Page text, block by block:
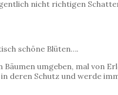
nicht richtigen
schöne Blüten….
umgeben, mal von
deren Schutz und werde